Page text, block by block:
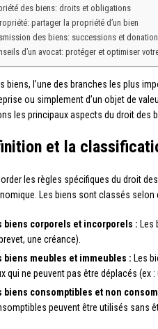
des biens: droits et obligations
partager la propriété d’un bien
des biens: successions et
d’un avocat: protéger et optimiser
biens, l’une des branches les plus
ou simplement d’un objet de
les principaux aspects du droit des
et la
les règles spécifiques du droit
Les biens sont classés selon
biens corporels et incorporels : Les
une créance).
biens meubles et immeubles : Les
qui ne peuvent pas être déplacés (ex :
biens consomptibles et non
peuvent être utilisés sans